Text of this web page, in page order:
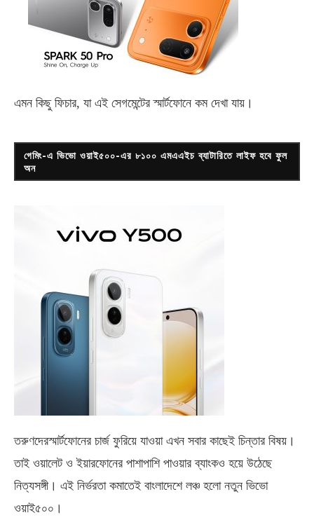
এমন কিছু ফিচার, যা এই সেগমেন্টের স্মার্টফোনে কম দেখা যায়।
গেমিং-এ ভিভো ওয়াই৫০০-এর ৮১০০ এমএএইচ ব্যাটারিতে লাইফ হবে ফুল
অন
তরুণদেরস্মার্টফোনের চার্জ ফুরিয়ে যাওয়া এখন সবার কাছেই চিন্তার বিষয়।
তাই ওয়ালেট ও ইয়ারফোনের পাশাপাশি পাওয়ার ব্যাংকও হয়ে উঠেছে
নিত্যসঙ্গী। এই নির্ভরতা কমাতেই বাংলাদেশে লঞ্চ হলো নতুন ভিভো
ওয়াই৫০০ ।